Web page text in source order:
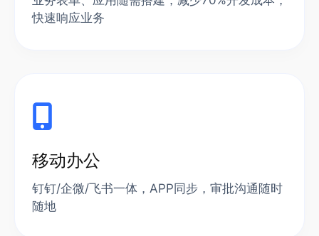
快速响应业务
移动办公
钉钉/企微/飞书一体，APP同步，审批沟通随时
随地